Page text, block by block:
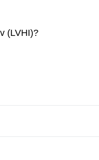
(LVHI)?